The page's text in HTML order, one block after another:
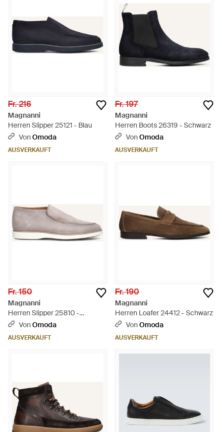
Fr. 216
Magnanni
Herren Slipper 25121 - Blau
VonOmoda
AUSVERKAUFT
Fr. 197
Magnanni
Herren Boots 26319 - Schwarz
VonOmoda
AUSVERKAUFT
Fr. 150
Magnanni
Herren Slipper 25810 -
Schwarz
VonOmoda
AUSVERKAUFT
Fr. 190
Magnanni
Herren Loafer 24412 - Schwarz
VonOmoda
AUSVERKAUFT